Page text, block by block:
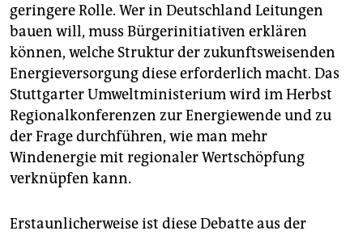
geringere Rolle. Wer in Deutschland Leitungen
bauen will, muss Bürgerinitiativen erklären
können, welche Struktur der zukunftsweisenden
Energieversorgung diese erforderlich macht. Das
Stuttgarter Umweltministerium wird im Herbst
Regionalkonferenzen zur Energiewende und zu
der Frage durchführen, wie man mehr
Windenergie mit regionaler Wertschöpfung
verknüpfen kann.
Erstaunlicherweise ist diese Debatte aus der